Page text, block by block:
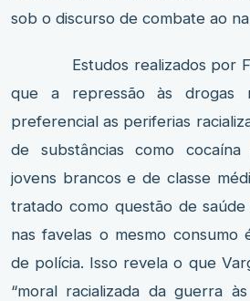
sob o discurso de combate ao
Estudos realizados por
que a repressão às drogas
preferencial as periferias
de substâncias como
jovens brancos e de classe
tratado como questão de
nas favelas o mesmo consumo
de polícia. Isso revela o que
“moral racializada da guerra